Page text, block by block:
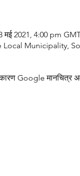
मई 2021, 4:00 pm
Municipality,
Google मानचित्र